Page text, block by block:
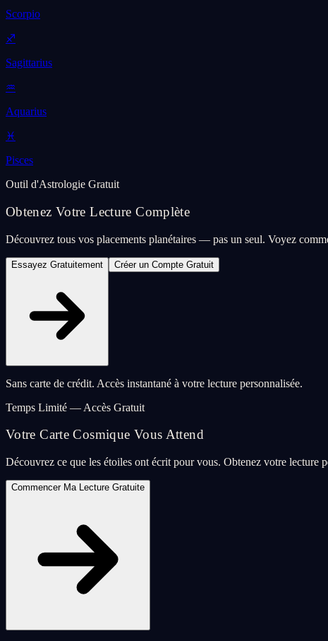
Scorpio
♐
Sagittarius
♒
Aquarius
♓
Pisces
Outil d'Astrologie Gratuit
Obtenez Votre Lecture Complète
Découvrez tous vos placements planétaires — pas un seul. Voyez
Essayez Gratuitement Créer un Compte Gratuit
Sans carte de crédit. Accès instantané à votre lecture personnalisée.
Temps Limité — Accès Gratuit
Votre Carte Cosmique Vous Attend
Découvrez ce que les étoiles ont écrit pour vous. Obtenez votre lecture
Commencer Ma Lecture Gratuite